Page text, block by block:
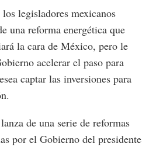
los legisladores mexicanos
una reforma energética que
la cara de México, pero le
acelerar el paso para
captar las inversiones para
de una serie de reformas
por el Gobierno del presidente